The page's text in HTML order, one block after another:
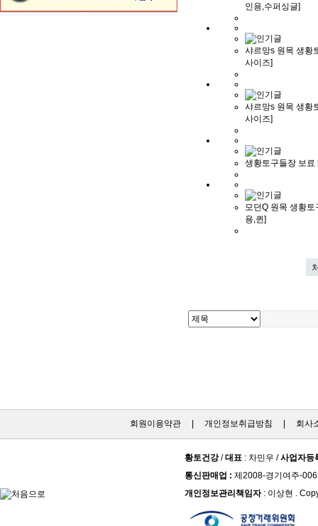
인용,수퍼싱글]
샤르망s 원목 생황
사이즈]
샤르망s 원목 생황
사이즈]
생황토구들장 보료
모던Q 원목 생황
용,퀸]
회원이용약관| 개인정보취급방침 회사
황토건강/대표 : 차민우 /사업자등
통신판매업 : 제2008-경기여주-
개인정보관리책임자: 이상현 .